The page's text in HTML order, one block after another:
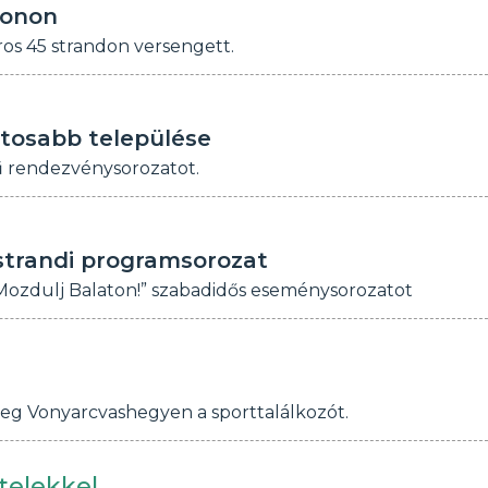
45 strandon versengett.
települése
rendezvénysorozatot.
programsorozat
Balaton!” szabadidős eseménysorozatot
Vonyarcvashegyen a sporttalálkozót.